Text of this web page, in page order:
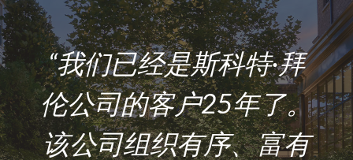
“我们已经是斯科特·拜
伦公司的客户25年了。
该公司组织有序、富有